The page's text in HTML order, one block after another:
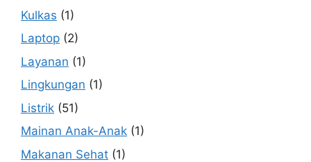
Kulkas (1)
Laptop (2)
Layanan (1)
Lingkungan (1)
Listrik (51)
Mainan Anak-Anak (1)
Makanan Sehat (1)